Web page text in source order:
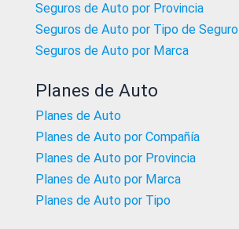
Seguros de Auto por Provincia
Seguros de Auto por Tipo de Seguro
Seguros de Auto por Marca
Planes de Auto
Planes de Auto
Planes de Auto por Compañía
Planes de Auto por Provincia
Planes de Auto por Marca
Planes de Auto por Tipo